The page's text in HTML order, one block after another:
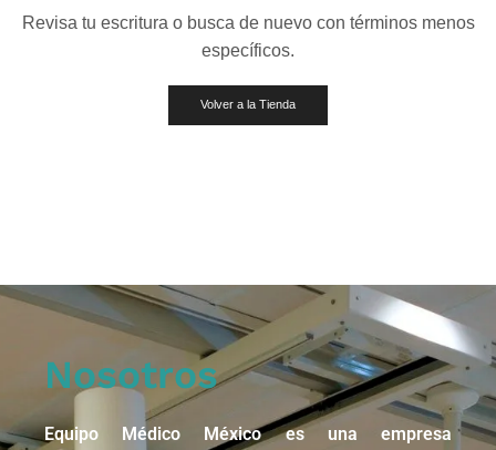
Revisa tu escritura o busca de nuevo con términos menos
específicos.
Volver a la Tienda
Nosotros
Equipo Médico México es una empresa